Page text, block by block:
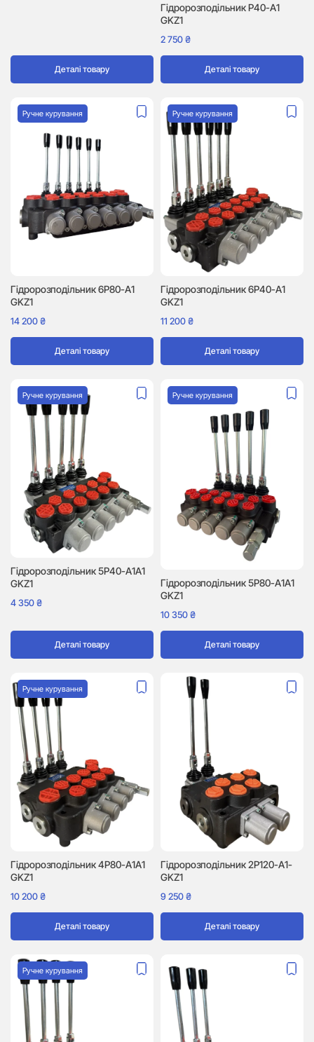
Деталі товару
Гідророзподільник P40-A1
GKZ1
2 750₴
Деталі товару
Гідророзподільник 6P80-A1
GKZ1
14 200₴
Деталі товару
Ручне курування
Гідророзподільник 6P40-A1
GKZ1
11 200₴
Деталі товару
Ручне курування
Гідророзподільник 5P40-A1A1
GKZ1
4 350₴
Деталі товару
Ручне курування
Гідророзподільник 5P80-A1A1
GKZ1
10 350₴
Деталі товару
Ручне курування
Гідророзподільник 4P80-A1A1
GKZ1
10 200₴
Деталі товару
Ручне курування
Гідророзподільник 2P120-A1-
GKZ1
9 250₴
Деталі товару
Ручне курування